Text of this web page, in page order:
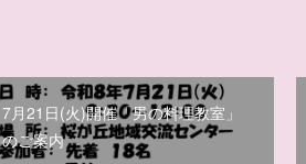
7月21日(火)開催「男の料理教室」
のご案内